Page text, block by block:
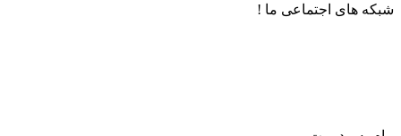
شبکه های اجتماعی ما !